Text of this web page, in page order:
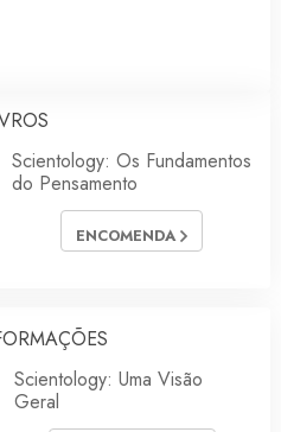
Scientology: Os Fundamentos
do Pensamento
ENCOMENDA
Scientology: Uma Visão
Geral